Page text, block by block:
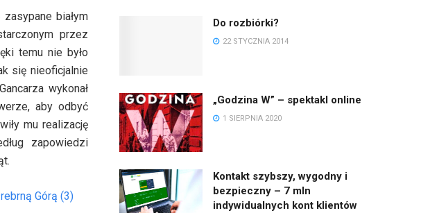
białym
przez
temu nie było
się nieoficjalnie
wykonał
aby odbyć
mu realizację
zapowiedzi
Górą (3)
Do rozbiórki?
22 STYCZNIA 2014
„Godzina W” – spektakl online
1 SIERPNIA 2020
Kontakt szybszy, wygodny i
bezpieczny – 7 mln
indywidualnych kont klientów